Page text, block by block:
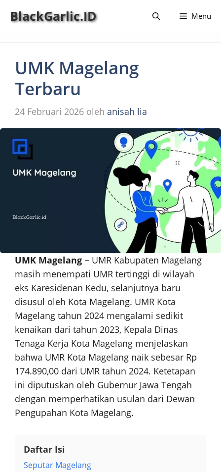
BlackGarlic.ID Menu
UMK Magelang
Terbaru
24 Februari 2026 oleh anisah lia
UMK Magelang ~ UMR Kabupaten Magelang
masih menempati UMR tertinggi di wilayah
eks Karesidenan Kedu, selanjutnya baru
disusul oleh Kota Magelang. UMR Kota
Magelang tahun 2024 mengalami sedikit
kenaikan dari tahun 2023, Kepala Dinas
Tenaga Kerja Kota Magelang menjelaskan
bahwa UMR Kota Magelang naik sebesar Rp
174.890,00 dari UMR tahun 2024. Ketetapan
ini diputuskan oleh Gubernur Jawa Tengah
dengan memperhatikan usulan dari Dewan
Pengupahan Kota Magelang.
Daftar Isi
Seputar Magelang